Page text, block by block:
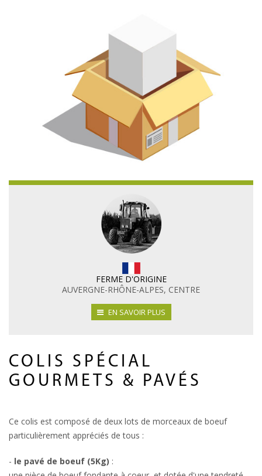
FERME D'ORIGINE
AUVERGNE-RHÔNE-ALPES, CENTRE
EN SAVOIR PLUS
COLIS SPÉCIAL
GOURMETS & PAVÉS
Ce colis est composé de deux lots de morceaux de boeuf
particulièrement appréciés de tous :
- le pavé de boeuf (5Kg) :